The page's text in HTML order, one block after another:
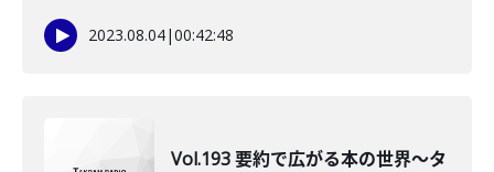
2023.08.04|00:42:48
Vol.193 要約で広がる本の世界〜タ